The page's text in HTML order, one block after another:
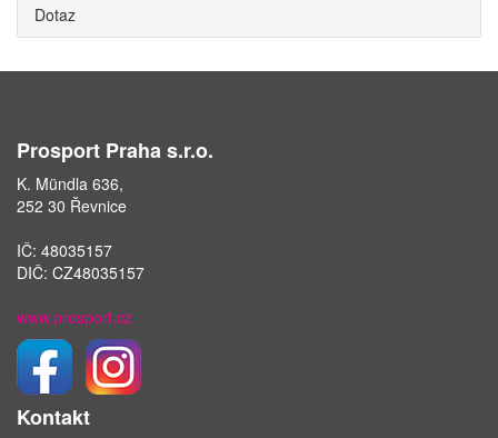
Dotaz
Prosport Praha s.r.o.
K. Mündla 636,
252 30 Řevnice
IČ: 48035157
DIČ: CZ48035157
www.prosport.cz
Kontakt